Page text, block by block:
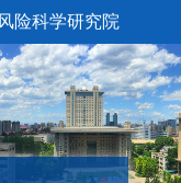
险科学研究院